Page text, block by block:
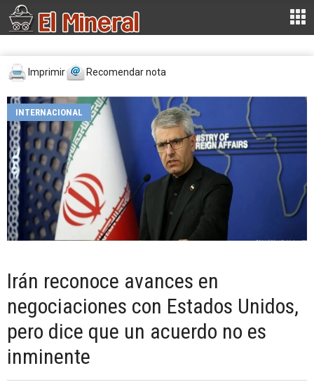
Imprimir Recomendar nota
INTERNACIONAL
Irán reconoce avances en
negociaciones con Estados Unidos,
pero dice que un acuerdo no es
inminente